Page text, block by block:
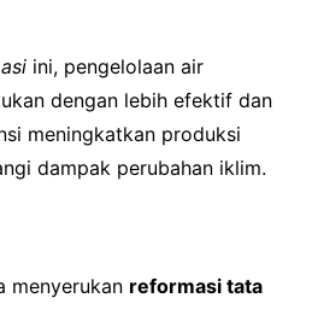
ini, pengelolaan air
dengan lebih efektif dan
meningkatkan produksi
dampak perubahan iklim.
menyerukan reformasi tata